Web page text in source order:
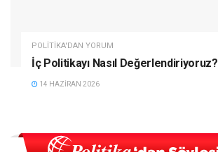
POLITIKA'DAN YORUM
İç Politikayı Nasıl Değerlendiriyoruz?
14 HAZIRAN 2026